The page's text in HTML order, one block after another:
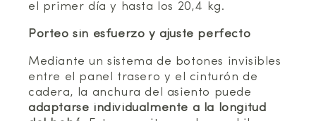
el primer día y hasta los 20,4 kg.
Porteo sin esfuerzo y ajuste perfecto
Mediante un sistema de botones invisibles
entre el panel trasero y el cinturón de
cadera, la anchura del asiento puede
adaptarse individualmente a la longitud